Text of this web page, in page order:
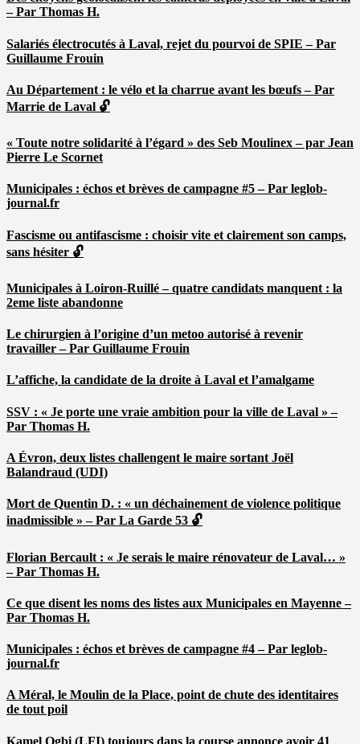
– Par Thomas H.
Salariés électrocutés à Laval, rejet du pourvoi de SPIE – Par
Guillaume Frouin
Au Département : le vélo et la charrue avant les bœufs – Par
Marrie de Laval 🔓
« Toute notre solidarité à l’égard » des Seb Moulinex – par Jean
Pierre Le Scornet
Municipales : échos et brèves de campagne #5 – Par leglob-
journal.fr
Fascisme ou antifascisme : choisir vite et clairement son camps,
sans hésiter 🔓
Municipales à Loiron-Ruillé – quatre candidats manquent : la
2eme liste abandonne
Le chirurgien à l’origine d’un metoo autorisé à revenir
travailler – Par Guillaume Frouin
L’affiche, la candidate de la droite à Laval et l’amalgame
SSV : « Je porte une vraie ambition pour la ville de Laval » –
Par Thomas H.
A Évron, deux listes challengent le maire sortant Joël
Balandraud (UDI)
Mort de Quentin D. : « un déchainement de violence politique
inadmissible » – Par La Garde 53 🔓
Florian Bercault : « Je serais le maire rénovateur de Laval… »
– Par Thomas H.
Ce que disent les noms des listes aux Municipales en Mayenne –
Par Thomas H.
Municipales : échos et brèves de campagne #4 – Par leglob-
journal.fr
A Méral, le Moulin de la Place, point de chute des identitaires
de tout poil
Kamel Ogbi (LFI) toujours dans la course annonce avoir 41